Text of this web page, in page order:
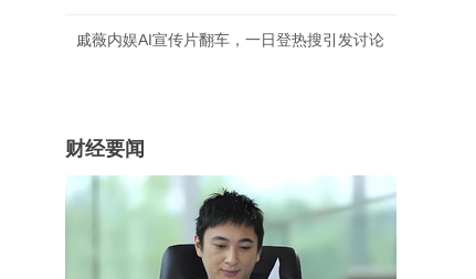
戚薇内娱AI宣传片翻车，一日登热搜引发讨论
财经要闻